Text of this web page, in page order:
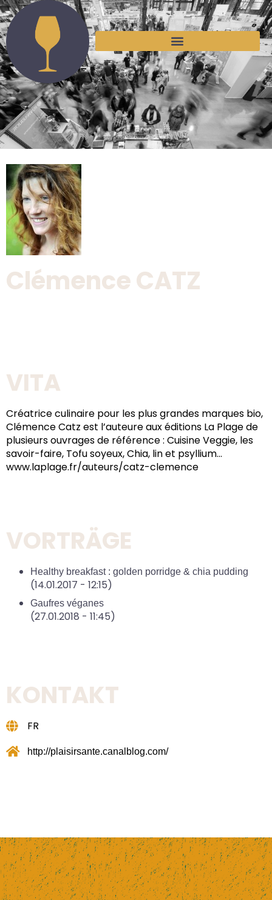
Clémence CATZ
VITA
Créatrice culinaire pour les plus grandes marques bio,
Clémence Catz est l’auteure aux éditions La Plage de
plusieurs ouvrages de référence : Cuisine Veggie, les
savoir-faire, Tofu soyeux, Chia, lin et psyllium…
www.laplage.fr/auteurs/catz-clemence
VORTRÄGE
Healthy breakfast : golden porridge & chia pudding
(14.01.2017 - 12:15)
Gaufres véganes
(27.01.2018 - 11:45)
KONTAKT
FR
http://plaisirsante.canalblog.com/